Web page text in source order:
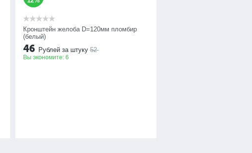
Кронштейн желоба D=120мм пломбир
(белый)
46 Рублей за штуку 52
Вы экономите: 6